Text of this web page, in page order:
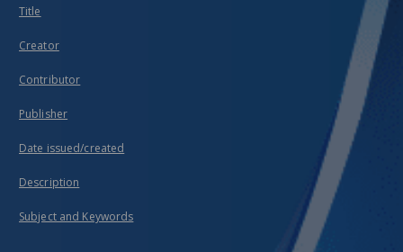
Title
Creator
Contributor
Publisher
Date issued/created
Description
Subject and Keywords